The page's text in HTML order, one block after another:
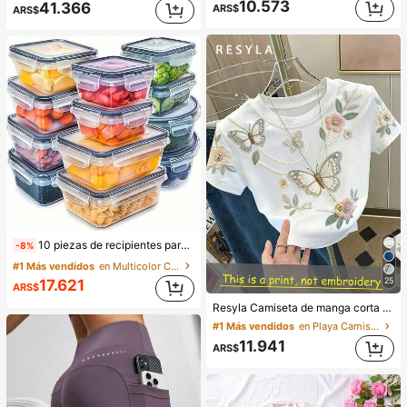
ARS$41.366
-8% 10 piezas de recipientes para almacenamiento de alimentos con tapas, cierre hermético a presión, material PP transparente, aptos para verduras, frutas, pasta, etc. Apilables y reutilizables, ideales para organizar el refrigerador, la despensa y la cocina - Marca Awaoko, ahorro de espacio
#1 Más vendidos
en Multicolor Cajas de almacenamiento para frigorí
ARS$17.621
ARS$10.573
25
Resyla Camiseta de manga corta ajustada con estampado digital de mariposa y flores versátil para mujer, ropa premium para mujer, camiseta con estampado floral y de perlas en toda la prenda, camiseta con estampado floral bordado falso, camiseta con perlas falsas, camiseta con estampado de mariposa
#1 Más vendidos
en Playa Camisetas De Mujer
ARS$11.941